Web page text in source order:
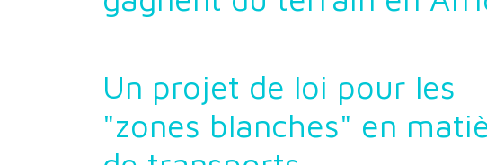
Un projet de loi pour les
"zones blanches" en